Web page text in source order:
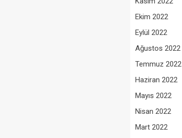
Ekim 2022
Eylül 2022
Ağustos 2022
Temmuz 2022
Haziran 2022
Mayıs 2022
Nisan 2022
Mart 2022